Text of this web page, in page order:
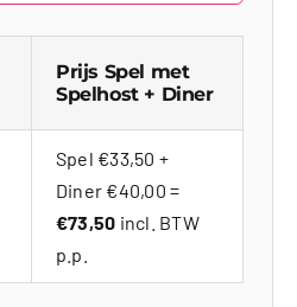
Prijs Spel met
Spelhost + Diner
Spel €33,50 +
Diner €40,00 =
€73,50 incl. BTW
p.p.